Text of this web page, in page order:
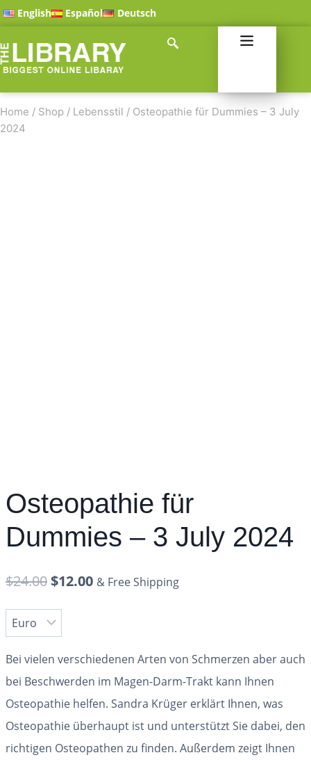
English Español Deutsch
Home / Shop / Lebensstil / Osteopathie für Dummies – 3 July
2024
Osteopathie für
Dummies – 3 July 2024
$24.00 $12.00 & Free Shipping
Bei vielen verschiedenen Arten von Schmerzen aber auch
bei Beschwerden im Magen-Darm-Trakt kann Ihnen
Osteopathie helfen. Sandra Krüger erklärt Ihnen, was
Osteopathie überhaupt ist und unterstützt Sie dabei, den
richtigen Osteopathen zu finden. Außerdem zeigt Ihnen